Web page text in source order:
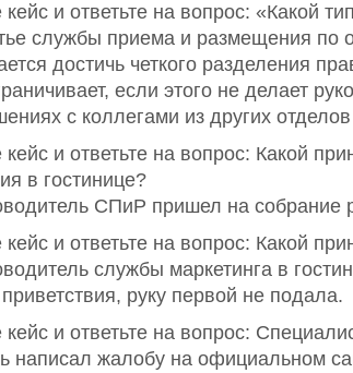
кейс и ответьте на вопрос: «Какой
службы приема и размещения по
достичь четкого разделения
если этого не делает
с коллегами из других
кейс и ответьте на вопрос: Какой
в гостинице?
СПиР пришел на собрание
кейс и ответьте на вопрос: Какой
службы маркетинга в
руку первой не подала.
кейс и ответьте на вопрос:
написал жалобу на официальном